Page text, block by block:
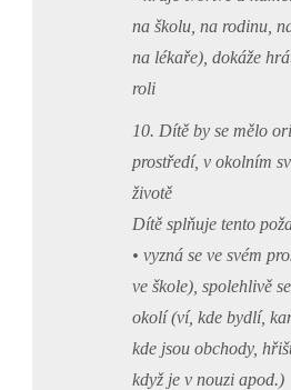
na školu, na rodinu,
na lékaře), dokáže
roli
10. Dítě by se mělo
prostředí, v okolním
životě
Dítě splňuje tento
• vyzná se ve svém
ve škole), spolehlivě
okolí (ví, kde bydlí,
kde jsou obchody,
když je v nouzi apod.)